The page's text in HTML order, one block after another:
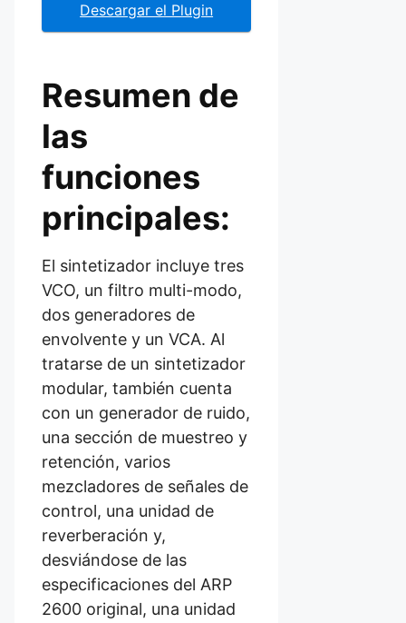
Descargar el Plugin
Resumen de
las
funciones
principales:
El sintetizador incluye tres
VCO, un filtro multi-modo,
dos generadores de
envolvente y un VCA. Al
tratarse de un sintetizador
modular, también cuenta
con un generador de ruido,
una sección de muestreo y
retención, varios
mezcladores de señales de
control, una unidad de
reverberación y,
desviándose de las
especificaciones del ARP
2600 original, una unidad